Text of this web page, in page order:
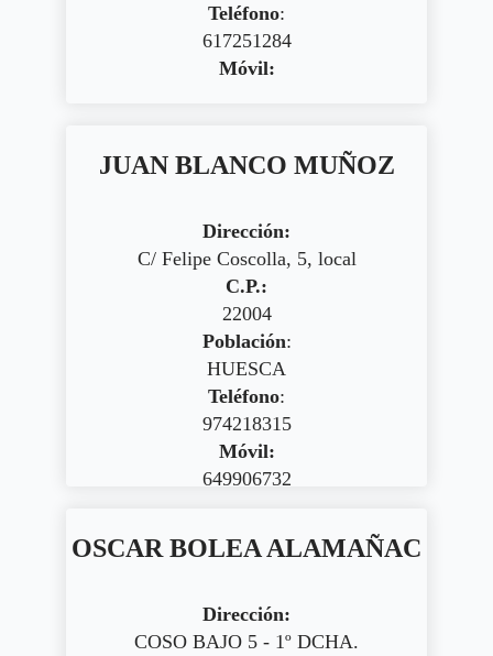
Teléfono:
617251284
Móvil:
JUAN BLANCO MUÑOZ
Dirección:
C/ Felipe Coscolla, 5, local
C.P.:
22004
Población:
HUESCA
Teléfono:
974218315
Móvil:
649906732
OSCAR BOLEA ALAMAÑAC
Dirección:
COSO BAJO 5 - 1º DCHA.